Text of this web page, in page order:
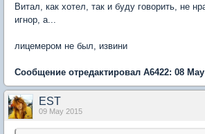
Витал, как хотел, так и буду говорить, не
игнор, а...
лицемером не был, извини
Сообщение отредактировал А6422: 08 May
EST
09 May 2015